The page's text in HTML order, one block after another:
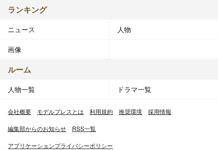
ランキング
ニュース 人物
画像
ルーム
人物一覧 ドラマ一覧
会社概要 モデルプレスとは 利用規約 推奨環境 採用情報
編集部からのお知らせ RSS一覧
アプリケーションプライバシーポリシー